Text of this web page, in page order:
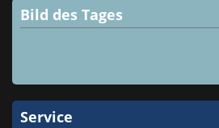
Bild des Tages
Service